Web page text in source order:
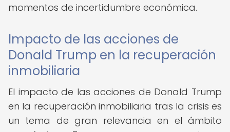
momentos de incertidumbre económica.
Impacto de las acciones de
Donald Trump en la recuperación
inmobiliaria
El impacto de las acciones de Donald Trump
en la recuperación inmobiliaria tras la crisis es
un tema de gran relevancia en el ámbito